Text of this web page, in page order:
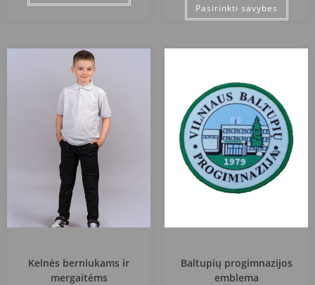
Pasirinkti savybes
Kelnės berniukams ir
mergaitėms
Baltupių progimnazijos
emblema